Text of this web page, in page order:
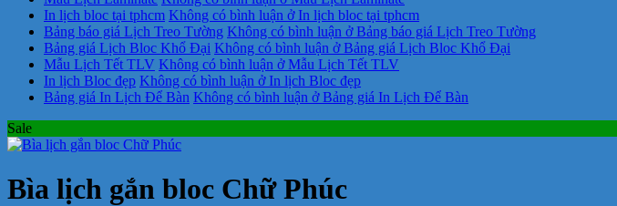
In lịch bloc tại tphcm Không có bình luận ở In lịch bloc tại tphcm
Bảng báo giá Lịch Treo Tường Không có bình luận ở Bảng báo giá Lịch Treo Tường
Bảng giá Lịch Bloc Khổ Đại Không có bình luận ở Bảng giá Lịch Bloc Khổ Đại
Mẫu Lịch Tết TLV Không có bình luận ở Mẫu Lịch Tết TLV
In lịch Bloc đẹp Không có bình luận ở In lịch Bloc đẹp
Bảng giá In Lịch Để Bàn Không có bình luận ở Bảng giá In Lịch Để Bàn
Sale
Bìa lịch gắn bloc Chữ Phúc